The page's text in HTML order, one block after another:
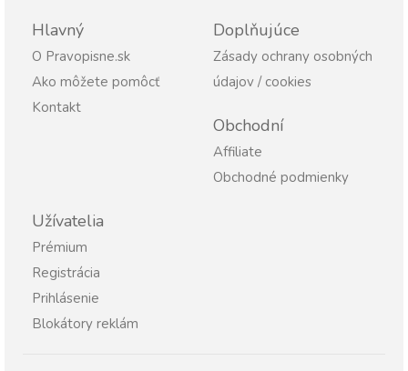
Hlavný
O Pravopisne.sk
Ako môžete pomôcť
Kontakt
Doplňujúce
Zásady ochrany osobných
údajov / cookies
Obchodní
Affiliate
Obchodné podmienky
Užívatelia
Prémium
Registrácia
Prihlásenie
Blokátory reklám